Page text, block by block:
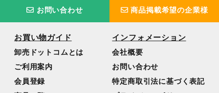
お問い合わせ 商品掲載希望の企業様
お買い物ガイド
卸売ドットコムとは
ご利用案内
会員登録
インフォメーション
会社概要
お問い合わせ
特定商取引法に基づく表記